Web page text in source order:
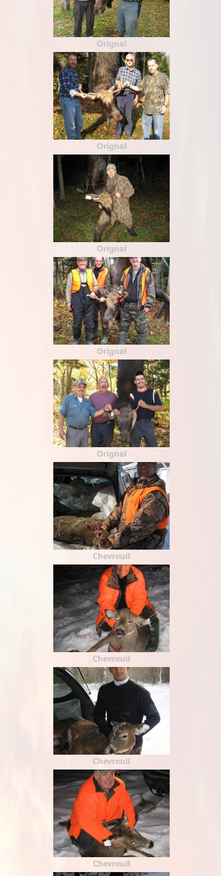
Orignal
Orignal
Orignal
Orignal
Orignal
Chevreuil
Chevreuil
Chevreuil
Chevreuil